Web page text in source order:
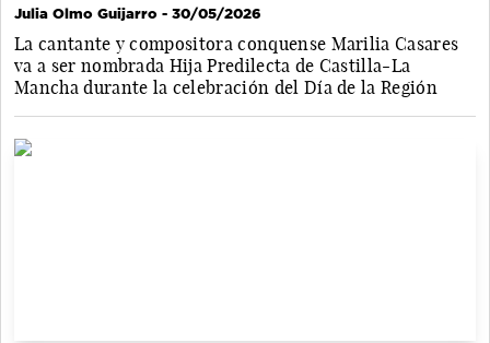
Julia Olmo Guijarro - 30/05/2026
La cantante y compositora conquense Marilia Casares
va a ser nombrada Hija Predilecta de Castilla-La
Mancha durante la celebración del Día de la Región